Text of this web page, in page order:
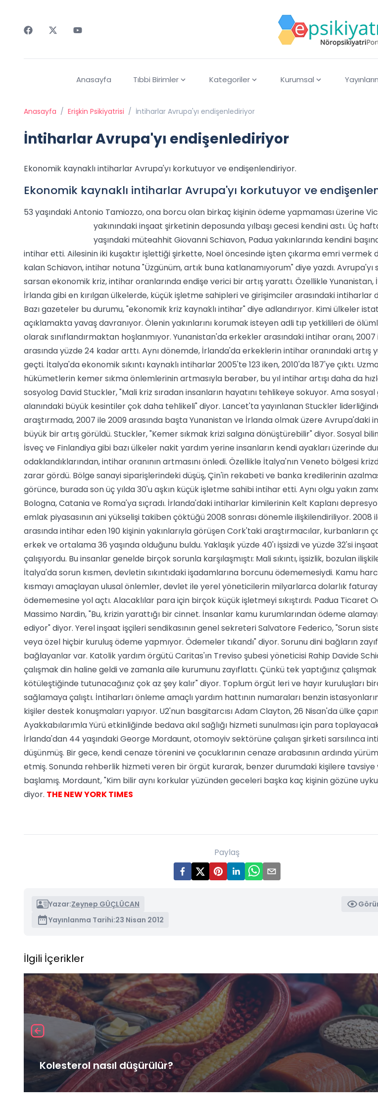
Anasayfa Tıbbi Birimler Kategoriler Kurumsal
Anasayfa / Erişkin Psikiyatrisi / İntiharlar Avrupa'yı endişenlediriyor
İntiharlar Avrupa'yı endişenlediriyor
Ekonomik kaynaklı intiharlar Avrupa'yı korkutuyor ve endişenlendiriyor.
Ekonomik kaynaklı intiharlar Avrupa'yı korkutuyor ve
53 yaşındaki Antonio Tamiozzo, ona borcu olan birkaç kişinin ödeme yapmaması üzerine
yakınındaki inşaat şirketinin deposunda yılbaşı gecesi kendini astı. Üç
yaşındaki müteahhit Giovanni Schiavon, Padua yakınlarında kendini
intihar etti. Ailesinin iki kuşaktır işlettiği şirkette, Noel öncesinde işten çıkarma emri vermek
kalan Schiavon, intihar notuna "Üzgünüm, artık buna katlanamıyorum" diye yazdı. Avrupa'yı
sarsan ekonomik kriz, intihar oranlarında endişe verici bir artış yarattı. Özellikle Yunanistan,
İrlanda gibi en kırılgan ülkelerde, küçük işletme sahipleri ve girişimciler arasındaki intiharlar
Bazı gazeteler bu durumu, "ekonomik kriz kaynaklı intihar" diye adlandırıyor. Kimi ülkeler
açıklamakta yavaş davranıyor. Ölenin yakınlarını korumak isteyen adli tıp yetkilileri de
olarak sınıflandırmaktan hoşlanmıyor. Yunanistan'da erkekler arasındaki intihar oranı, 2007
arasında yüzde 24 kadar arttı. Aynı dönemde, İrlanda'da erkeklerin intihar oranındaki artış
geçti. İtalya'da ekonomik sıkıntı kaynaklı intiharlar 2005'te 123 iken, 2010'da 187'ye çıktı.
hükümetlerin kemer sıkma önlemlerinin artmasıyla beraber, bu yıl intihar artışı daha da
sosyolog David Stuckler, "Mali kriz sıradan insanların hayatını tehlikeye sokuyor. Ama
alanındaki büyük kesintiler çok daha tehlikeli" diyor. Lancet'ta yayınlanan Stuckler
araştırmada, 2007 ile 2009 arasında başta Yunanistan ve İrlanda olmak üzere Avrupa'daki
büyük bir artış görüldü. Stuckler, "Kemer sıkmak krizi salgına dönüştürebilir" diyor. Sosyal
İsveç ve Finlandiya gibi bazı ülkeler nakit yardım yerine insanların kendi ayakları üzerinde
odaklandıklarından, intihar oranının artmasını önledi. Özellikle İtalya'nın Veneto bölgesi
zarar gördü. Bölge sanayi siparişlerindeki düşüş, Çin'in rekabeti ve banka kredilerinin
görünce, burada son üç yılda 30'u aşkın küçük işletme sahibi intihar etti. Aynı olgu yakın
Bologna, Catania ve Roma'ya sıçradı. İrlanda'daki intiharlar kimilerinin Kelt Kaplanı
emlak piyasasının ani yükselişi takiben çöktüğü 2008 sonrası dönemle ilişkilendiriliyor. 2008
arasında intihar eden 190 kişinin yakınlarıyla görüşen Cork'taki araştırmacılar, kurbanların
erkek ve ortalama 36 yaşında olduğunu buldu. Yaklaşık yüzde 40'ı işsizdi ve yüzde 32'si
çalışıyordu. Bu insanlar genelde birçok sorunla karşılaşmıştı: Mali sıkıntı, işsizlik, bozulan
İtalya'da sorun kısmen, devletin sıkıntıdaki işadamlarına borcunu ödememesiydi. Kamu
kısmayı amaçlayan ulusal önlemler, devlet ile yerel yöneticilerin milyarlarca dolarlık
ödememesine yol açtı. Alacaklılar para için birçok küçük işletmeyi sıkıştırdı. Padua Ticaret
Massimo Nardin, "Bu, krizin yarattığı bir cinnet. İnsanlar kamu kurumlarından ödeme
ediyor" diyor. Yerel inşaat işçileri sendikasının genel sekreteri Salvatore Federico, "Sorun
veya özel hiçbir kuruluş ödeme yapmıyor. Ödemeler tıkandı" diyor. Sorunu dini bağların
bağlayanlar var. Katolik yardım örgütü Caritas'ın Treviso şubesi yöneticisi Rahip Davide
çalışmak din haline geldi ve zamanla aile kurumunu zayıflattı. Çünkü tek yaptığınız
kötüleştiğinde tutunacağınız çok az şey kalır" diyor. Toplum örgüt leri ve hayır kuruluşları
sağlamaya çalıştı. İntiharları önleme amaçlı yardım hattının numaraları benzin
kişiler destek konuşmaları yapıyor. U2'nun basgitarcısı Adam Clayton, 26 Nisan'da ülke
Ayakkabılarımla Yürü etkinliğinde bedava akıl sağlığı hizmeti sunulması için para
İrlanda'dan 44 yaşındaki George Mordaunt, otomoyiv sektörüne çalışan şirketi sarsılınca
düşünmüş. Bir gece, kendi cenaze törenini ve çocuklarının cenaze arabasının ardında
etmiş. Sonunda rehberlik hizmeti veren bir örgüt kurarak, benzer durumdaki kişilere
başlamış. Mordaunt, "Kim bilir aynı korkular yüzünden geceleri başka kaç kişinin gözüne
diyor. THE NEW YORK TIMES
Paylaş
Yazar:Zeynep GÜÇLÜCAN
Yayınlanma Tarihi:23 Nisan 2012
İlgili İçerikler
Kolesterol nasıl düşürülür?